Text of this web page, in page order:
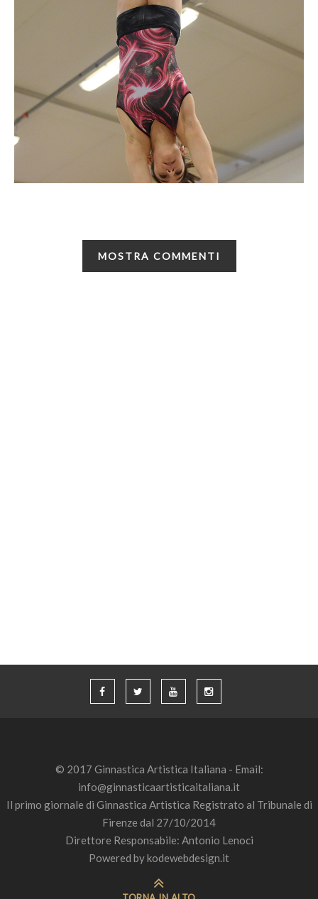
MOSTRA COMMENTI
© 2017 Ginnastica Artistica Italiana - Email:
info@ginnasticaartisticaitaliana.it
Il primo giornale di Ginnastica Artistica Registrato al Tribunale di
Firenze dal 27/10/2014
Direttore Responsabile: Antonio Lenoci
Powered bykodewebdesign.it